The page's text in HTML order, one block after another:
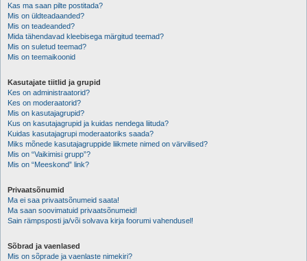
Kas ma saan pilte postitada?
Mis on üldteadaanded?
Mis on teadeanded?
Mida tähendavad kleebisega märgitud teemad?
Mis on suletud teemad?
Mis on teemaikoonid
Kasutajate tiitlid ja grupid
Kes on administraatorid?
Kes on moderaatorid?
Mis on kasutajagrupid?
Kus on kasutajagrupid ja kuidas nendega liituda?
Kuidas kasutajagrupi moderaatoriks saada?
Miks mõnede kasutajagruppide liikmete nimed on värvilised?
Mis on “Vaikimisi grupp”?
Mis on “Meeskond” link?
Privaatsõnumid
Ma ei saa privaatsõnumeid saata!
Ma saan soovimatuid privaatsõnumeid!
Sain rämpsposti ja/või solvava kirja foorumi vahendusel!
Sõbrad ja vaenlased
Mis on sõprade ja vaenlaste nimekiri?